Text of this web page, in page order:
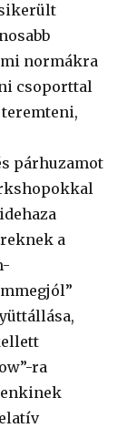
normákra
csoporttal
párhuzamot
a
ra